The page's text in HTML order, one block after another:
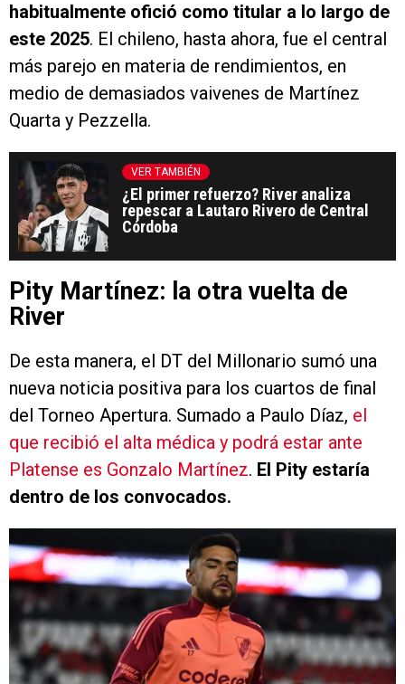
habitualmente ofició como titular a lo largo de
este 2025. El chileno, hasta ahora, fue el central
más parejo en materia de rendimientos, en
medio de demasiados vaivenes de Martínez
Quarta y Pezzella.
VER TAMBIÉN
¿El primer refuerzo? River analiza
repescar a Lautaro Rivero de Central
Córdoba
Pity Martínez: la otra vuelta de
River
De esta manera, el DT del Millonario sumó una
nueva noticia positiva para los cuartos de final
del Torneo Apertura. Sumado a Paulo Díaz, el
que recibió el alta médica y podrá estar ante
Platense es Gonzalo Martínez. El Pity estaría
dentro de los convocados.